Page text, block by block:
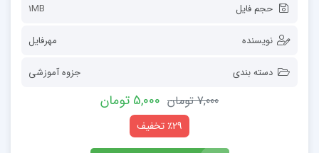
حجم فایل 1MB
نویسنده مهرفایل
دسته بندی جزوه آموزشی
7,000 تومان 5,000 تومان
٪29 تخفیف